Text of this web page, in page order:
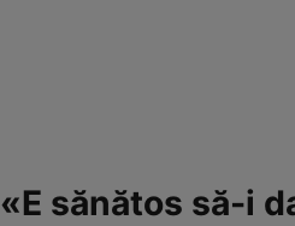
«E sănătos să-i